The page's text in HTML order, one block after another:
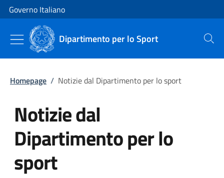
Vai al contenuto
Vai alla navigazione del sito
Governo Italiano
Dipartimento per lo Sport Cerca
Homepage / Notizie dal Dipartimento per lo sport
Notizie dal
Dipartimento per lo
sport